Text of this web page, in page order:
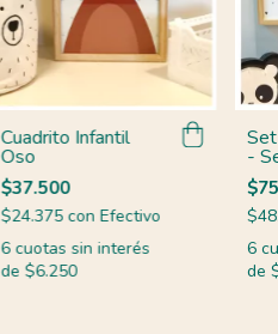
Cuadrito Infantil
Oso
$37.500
$24.375 con Efectivo
6 cuotas sin interés
de $6.250
-
6
de